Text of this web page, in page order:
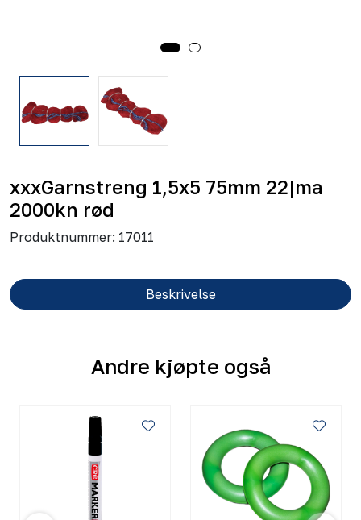
xxxGarnstreng 1,5x5 75mm 22|ma
2000kn rød
Produktnummer: 17011
Beskrivelse
Andre kjøpte også